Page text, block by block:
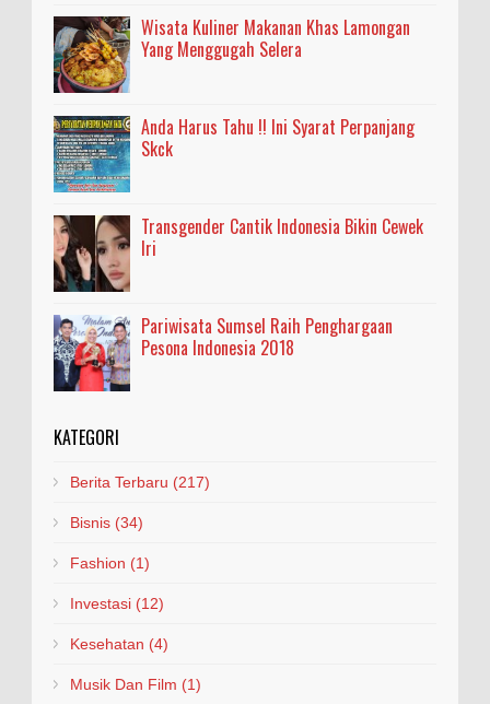
Wisata Kuliner Makanan Khas Lamongan
Yang Menggugah Selera
Anda Harus Tahu !! Ini Syarat Perpanjang
Skck
Transgender Cantik Indonesia Bikin Cewek
Iri
Pariwisata Sumsel Raih Penghargaan
Pesona Indonesia 2018
KATEGORI
Berita Terbaru (217)
Bisnis (34)
Fashion (1)
Investasi (12)
Kesehatan (4)
Musik Dan Film (1)